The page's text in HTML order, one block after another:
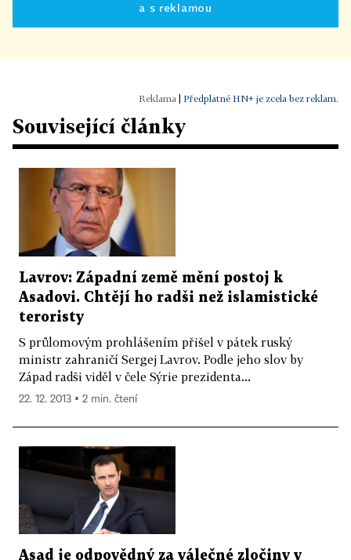
a s reklamou
Předplatné HN+ je zcela bez reklam.
Související články
Lavrov: Západní země mění postoj k
Asadovi. Chtějí ho radši než islamistické
teroristy
S průlomovým prohlášením přišel v pátek ruský
ministr zahraničí Sergej Lavrov. Podle jeho slov by
Západ radši viděl v čele Sýrie prezidenta...
22. 12. 2013 ▪ 2 min. čtení
Asad je odpovědný za válečné zločiny v